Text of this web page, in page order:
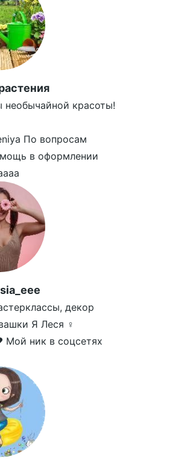
красоты!
По вопросам
в оформлении
декор
Я Леся ‍♀️
ник в соцсетях